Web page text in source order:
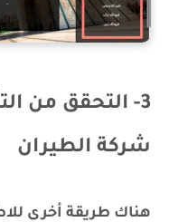
3- التحقق من
شركة الطيران
هناك طريقة أخرى